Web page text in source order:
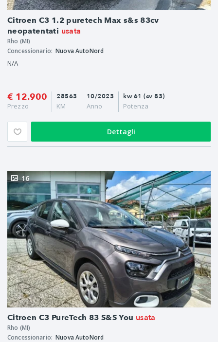
Citroen C3 1.2 puretech Max s&s 83cv
neopatentati usata
Rho (MI)
Concessionario: Nuova AutoNord
N/A
€ 12.900
Prezzo
10/2023
Anno
28563
KM
kw 61 (cv 83)
Potenza
Dettagli
Citroen C3 PureTech 83 S&S You usata
16
Rho (MI)
Concessionario: Nuova AutoNord